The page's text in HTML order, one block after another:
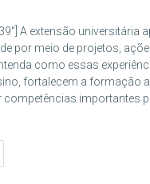
post:A extensão universitária
por meio de projetos,
como essas
fortalecem a formação
competências importantes